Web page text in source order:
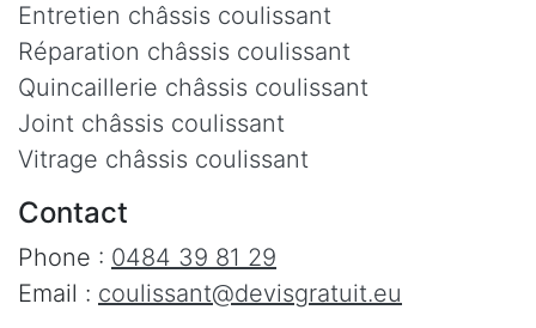
Entretien châssis coulissant
Réparation châssis coulissant
Quincaillerie châssis coulissant
Joint châssis coulissant
Vitrage châssis coulissant
Contact
Phone : 0484 39 81 29
Email : coulissant@devisgratuit.eu